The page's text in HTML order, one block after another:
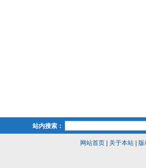
站内搜索：
网站首页| 关于本站| 版